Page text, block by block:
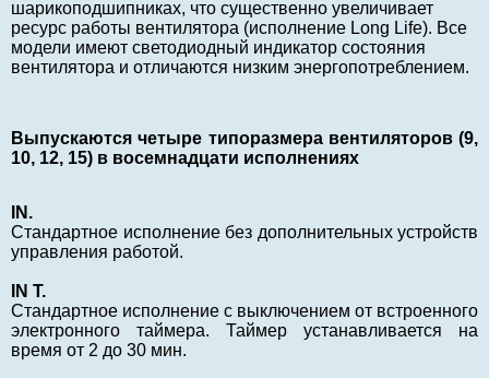
шарикоподшипниках, что существенно увеличивает
ресурс работы вентилятора (исполнение Long Life). Все
модели имеют светодиодный индикатор состояния
вентилятора и отличаются низким энергопотреблением.
Выпускаются четыре типоразмера вентиляторов (9,
10, 12, 15) в восемнадцати исполнениях
IN.
Стандартное исполнение без дополнительных устройств
управления работой.
IN T.
Стандартное исполнение с выключением от встроенного
электронного таймера. Таймер устанавливается на
время от 2 до 30 мин.